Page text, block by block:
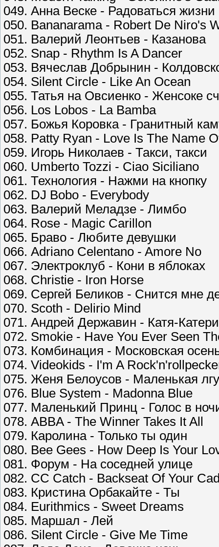
049. Анна Веске - Радоваться жизни
050. Bananarama - Robert De Niro's
051. Валерий Леонтьев - Казанова
052. Snap - Rhythm Is A Dancer
053. Вячеслав Добрынин -
054. Silent Circle - Like An Ocean
055. Татья на Овсиенко - Женсоке
056. Los Lobos - La Bamba
057. Божья Коровка - Гранитный
058. Patty Ryan - Love Is The Name
059. Игорь Николаев - Такси, такси
060. Umberto Tozzi - Ciao Siciliano
061. Технология - Нажми на кнопку
062. DJ Bobo - Everybody
063. Валерий Меладзе - Лимбо
064. Rose - Magic Carillon
065. Браво - Любите девушки
066. Adriano Celentano - Amore No
067. Электроклуб - Кони в яблоках
068. Christie - Iron Horse
069. Сергей Беликов - Снится мне
070. Scoth - Delirio Mind
071. Андрей Державин - Катя-
072. Smokie - Have You Ever Seen
073. Комбинация - Московская
074. Videokids - I'm A
075. Женя Белоусов - Маленькая
076. Blue System - Madonna Blue
077. Маленький Принц - Голос в
078. ABBA - The Winner Takes It All
079. Каролина - Только ты один
080. Bee Gees - How Deep Is Your
081. Форум - На соседней улице
082. CC Catch - Backseat Of Your
083. Кристина Орбакайте - Ты
084. Eurithmics - Sweet Dreams
085. Маршал - Лей
086. Silent Circle - Give Me Time